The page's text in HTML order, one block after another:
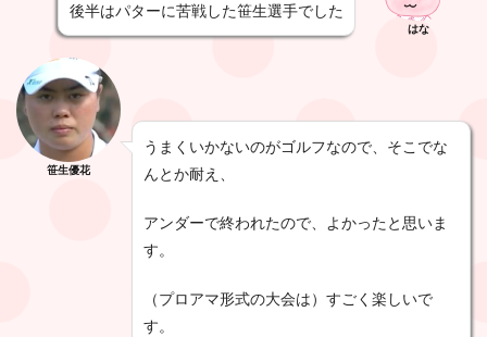
後半はパターに苦戦した笹生選手でした
はな
笹生優花
うまくいかないのがゴルフなので、そこでな
んとか耐え、
アンダーで終われたので、よかったと思いま
す。
（プロアマ形式の大会は）すごく楽しいで
す。